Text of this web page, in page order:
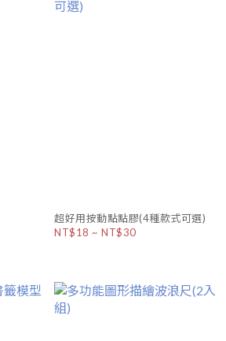
超好用按動點點膠(4種款式可選)
NT$18 ~ NT$30